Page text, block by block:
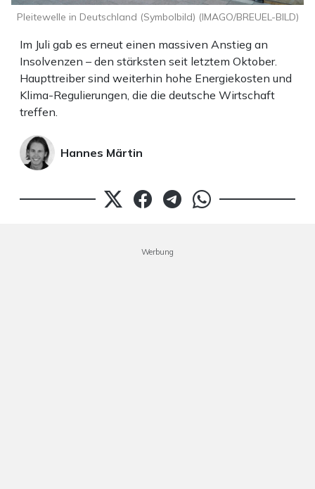
Im Juli gab es erneut einen massiven Anstieg an
Insolvenzen – den stärksten seit letztem Oktober.
Haupttreiber sind weiterhin hohe Energiekosten und
Klima-Regulierungen, die die deutsche Wirtschaft
treffen.
Hannes Märtin
Pleitewelle in Deutschland (Symbolbild) (IMAGO/BREUEL-BILD)
Werbung